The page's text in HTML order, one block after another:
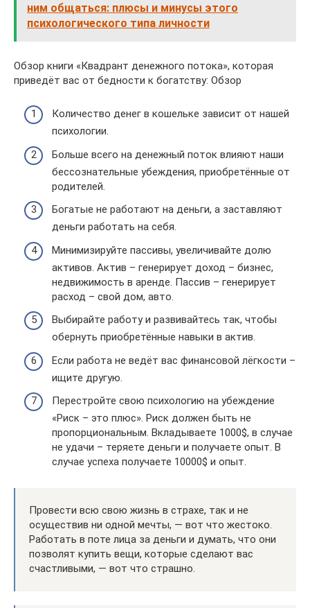
ним общаться: плюсы и минусы этого
психологического типа личности
Обзор книги «Квадрант денежного потока», которая
приведёт вас от бедности к богатству: Обзор
Количество денег в кошельке зависит от нашей
психологии.
Больше всего на денежный поток влияют наши
бессознательные убеждения, приобретённые от
родителей.
Богатые не работают на деньги, а заставляют
деньги работать на себя.
Минимизируйте пассивы, увеличивайте долю
активов. Актив – генерирует доход – бизнес,
недвижимость в аренде. Пассив – генерирует
расход – свой дом, авто.
Выбирайте работу и развивайтесь так, чтобы
обернуть приобретённые навыки в актив.
Если работа не ведёт вас финансовой лёгкости –
ищите другую.
Перестройте свою психологию на убеждение
«Риск – это плюс». Риск должен быть не
пропорциональным. Вкладываете 1000$, в случае
не удачи – теряете деньги и получаете опыт. В
случае успеха получаете 10000$ и опыт.
Провести всю свою жизнь в страхе, так и не
осуществив ни одной мечты, — вот что жестоко.
Работать в поте лица за деньги и думать, что они
позволят купить вещи, которые сделают вас
счастливыми, — вот что страшно.